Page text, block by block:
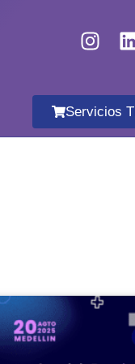
Servicios TI